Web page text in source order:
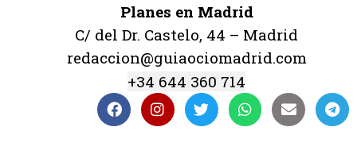
Planes en Madrid
C/ del Dr. Castelo, 44 – Madrid
redaccion@guiaociomadrid.com
+34 644 360 714